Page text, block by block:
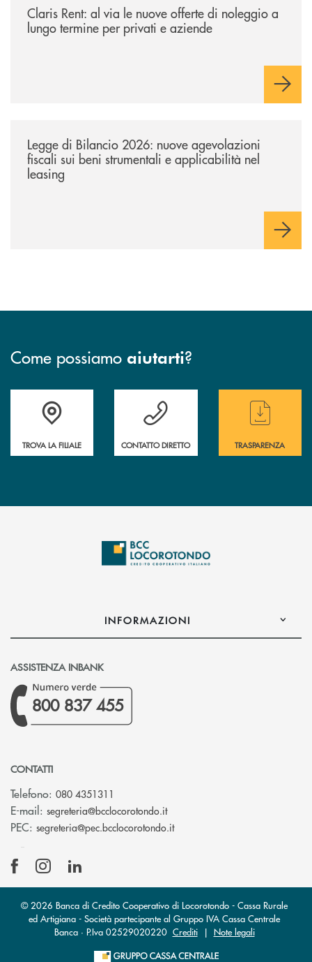
Claris Rent: al via le nuove offerte di noleggio a
lungo termine per privati e aziende
Legge di Bilancio 2026: nuove agevolazioni
fiscali sui beni strumentali e applicabilità nel
leasing
Come possiamo aiutarti?
Accedi all' elenco completo delle filiali
TROVA LA FILIALE
Hai bisogno di assistenza immediata ?
CONTATTO DIRETTO
Hai bisogno di
TRASPARENZA
INFORMAZIONI
ASSISTENZA INBANK
800 837 455
CONTATTI
Telefono: 080 4351311
E-mail: segreteria@bcclocorotondo.it(si apre l’app di posta
PEC: segreteria@pec.bcclocorotondo.it(si apre l’app di posta
© 2026 Banca di Credito Cooperativo di Locorotondo - Cassa Rurale
ed Artigiana - Società partecipante al Gruppo IVA Cassa Centrale
Banca · P.Iva 02529020220 Crediti| Note legali